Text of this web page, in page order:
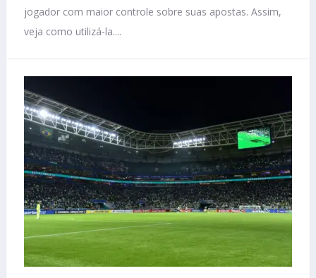
jogador com maior controle sobre suas apostas. Assim,
veja como utilizá-la....